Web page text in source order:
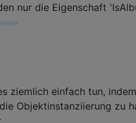
nur die Eigenschaft
ziemlich einfach tun,
Objektinstanziierung zu